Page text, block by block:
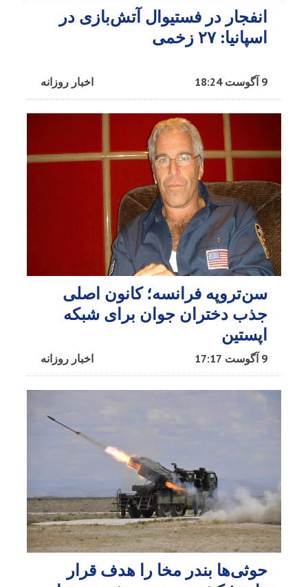
انفجار در فستیوال آتش‌بازی در
اسپانیا: ۲۷ زخمی
اخبار روزانه 9 آگوست 18:24
سن‌تروپه فرانسه؛ کانون اصلی
جذب دختران جوان برای شبکه
اپستین
اخبار روزانه 9 آگوست 17:17
حوثی‌ها بندر مخا را هدف قرار